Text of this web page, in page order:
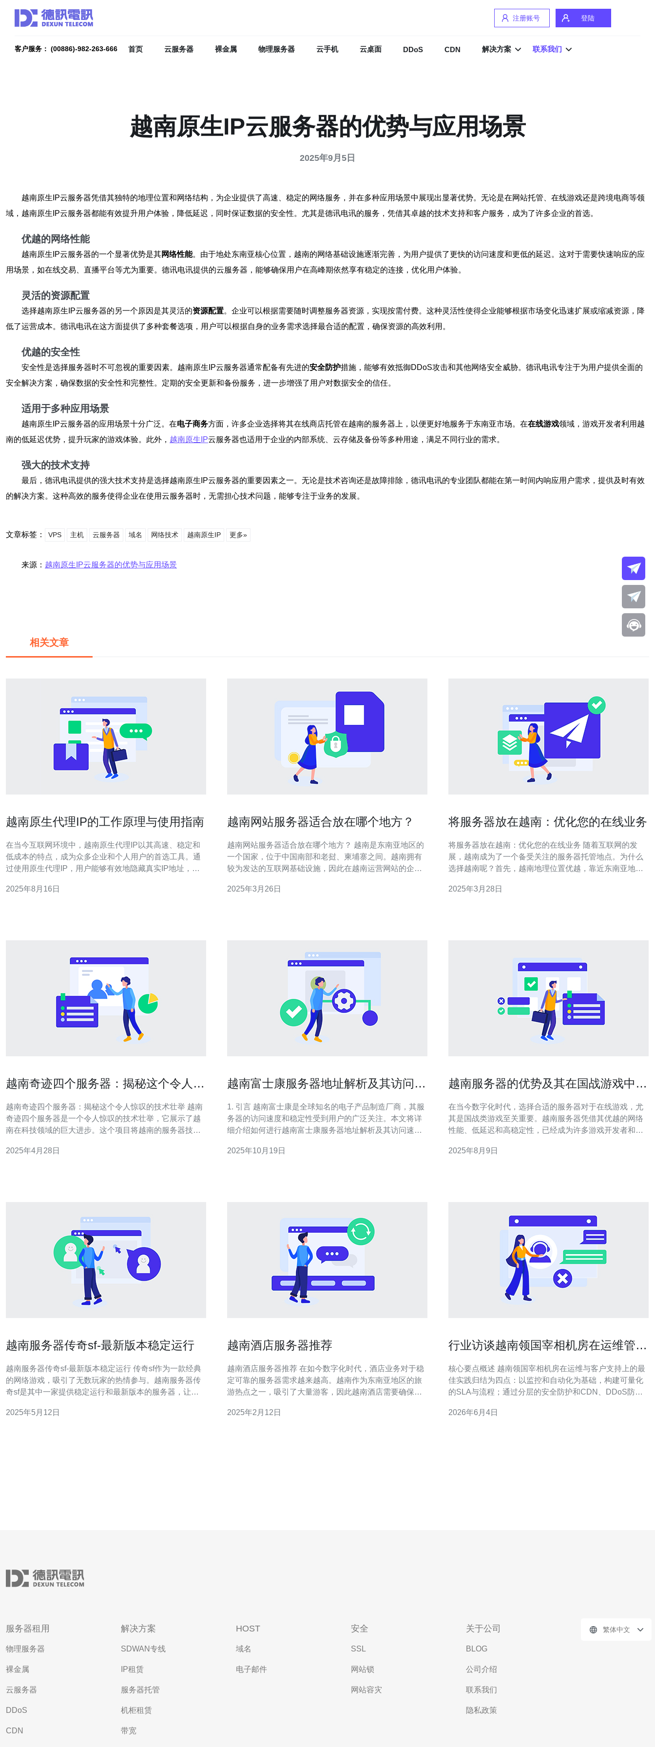
注册账号 登陆
客户服务： (00886)-982-263-666 首页 云服务器 裸金属 物理服务器 云手机 云桌面 DDoS CDN 解决方案 联系我们
越南原生IP云服务器的优势与应用场景
2025年9月5日
越南原生IP云服务器凭借其独特的地理位置和网络结构，为企业提供了高速、稳定的网络服务，并在多种应用场景中展现出显著优势。无论是在网站托管、在线游戏还是跨境电商等领
域，越南原生IP云服务器都能有效提升用户体验，降低延迟，同时保证数据的安全性。尤其是德讯电讯的服务，凭借其卓越的技术支持和客户服务，成为了许多企业的首选。
优越的网络性能
越南原生IP云服务器的一个显著优势是其网络性能。由于地处东南亚核心位置，越南的网络基础设施逐渐完善，为用户提供了更快的访问速度和更低的延迟。这对于需要快速响应的应
用场景，如在线交易、直播平台等尤为重要。德讯电讯提供的云服务器，能够确保用户在高峰期依然享有稳定的连接，优化用户体验。
灵活的资源配置
选择越南原生IP云服务器的另一个原因是其灵活的资源配置。企业可以根据需要随时调整服务器资源，实现按需付费。这种灵活性使得企业能够根据市场变化迅速扩展或缩减资源，降
低了运营成本。德讯电讯在这方面提供了多种套餐选项，用户可以根据自身的业务需求选择最合适的配置，确保资源的高效利用。
优越的安全性
安全性是选择服务器时不可忽视的重要因素。越南原生IP云服务器通常配备有先进的安全防护措施，能够有效抵御DDoS攻击和其他网络安全威胁。德讯电讯专注于为用户提供全面的
安全解决方案，确保数据的安全性和完整性。定期的安全更新和备份服务，进一步增强了用户对数据安全的信任。
适用于多种应用场景
越南原生IP云服务器的应用场景十分广泛。在电子商务方面，许多企业选择将其在线商店托管在越南的服务器上，以便更好地服务于东南亚市场。在在线游戏领域，游戏开发者利用越
南的低延迟优势，提升玩家的游戏体验。此外， 越南原生IP云服务器也适用于企业的内部系统、云存储及备份等多种用途，满足不同行业的需求。
强大的技术支持
最后，德讯电讯提供的强大技术支持是选择越南原生IP云服务器的重要因素之一。无论是技术咨询还是故障排除，德讯电讯的专业团队都能在第一时间内响应用户需求，提供及时有效
的解决方案。这种高效的服务使得企业在使用云服务器时，无需担心技术问题，能够专注于业务的发展。
文章标签： VPS 主机 云服务器 域名 网络技术 越南原生IP 更多»
来源： 越南原生IP云服务器的优势与应用场景
相关文章
越南原生代理IP的工作原理与使用指南
在当今互联网环境中，越南原生代理IP以其高速、稳定和
低成本的特点，成为众多企业和个人用户的首选工具。通
过使用原生代理IP，用户能够有效地隐藏真实IP地址，保
的安全性。在这篇文章中，我们将深入探讨越南原生代理
2025年8月16日
越南网站服务器适合放在哪个地方？
越南网站服务器适合放在哪个地方？ 越南是东南亚地区的
一个国家，位于中国南部和老挝、柬埔寨之间。越南拥有
较为发达的互联网基础设施，因此在越南运营网站的企业
置，许多人可能会感到困惑。本文将探讨越南网站服务器
2025年3月26日
将服务器放在越南：优化您的在线业务
将服务器放在越南：优化您的在线业务 随着互联网的发
展，越南成为了一个备受关注的服务器托管地点。为什么
选择越南呢？首先，越南地理位置优越，靠近东南亚地
户。其次，越南的网络基础设施不断发展，提供了高质量
2025年3月28日
越南奇迹四个服务器：揭秘这个令人惊
越南奇迹四个服务器：揭秘这个令人惊叹的技术壮举 越南
奇迹四个服务器是一个令人惊叹的技术壮举，它展示了越
南在科技领域的巨大进步。这个项目将越南的服务器技术
遇和挑战。 越南是东南亚地区的一个发展中国家，近年来
2025年4月28日
越南富士康服务器地址解析及其访问速
1. 引言 越南富士康是全球知名的电子产品制造厂商，其服
务器的访问速度和稳定性受到用户的广泛关注。本文将详
细介绍如何进行越南富士康服务器地址解析及其访问速度
在开始之前，您需要准备一些必要的工具和软件： 一台电
2025年10月19日
越南服务器的优势及其在国战游戏中的
在当今数字化时代，选择合适的服务器对于在线游戏，尤
其是国战类游戏至关重要。越南服务器凭借其优越的网络
性能、低延迟和高稳定性，已经成为许多游戏开发者和玩
在国战游戏中的具体应用，帮助玩家更好地理解这一选择
2025年8月9日
越南服务器传奇sf-最新版本稳定运行
越南服务器传奇sf-最新版本稳定运行 传奇sf作为一款经典
的网络游戏，吸引了无数玩家的热情参与。越南服务器传
奇sf是其中一家提供稳定运行和最新版本的服务器，让玩
是稳定运行。服务器团队对服务器进行了优化，确保玩家
2025年5月12日
越南酒店服务器推荐
越南酒店服务器推荐 在如今数字化时代，酒店业务对于稳
定可靠的服务器需求越来越高。越南作为东南亚地区的旅
游热点之一，吸引了大量游客，因此越南酒店需要确保其
酒店使用的服务器。 品牌A是一家知名的服务器制造商，
2025年2月12日
行业访谈越南领国宰相机房在运维管理
核心要点概述 越南领国宰相机房在运维与客户支持上的最
佳实践归结为四点：以监控和自动化为基础，构建可量化
的SLA与流程；通过分层的安全防护和CDN、DDoS防御
知识库体系；持续通过演练与回溯优化故障恢复与容灾。
2026年6月4日
服务器租用
物理服务器
裸金属
云服务器
DDoS
CDN
解决方案
SDWAN专线
IP租赁
服务器托管
机柜租赁
带宽
HOST
域名
电子邮件
安全
SSL
网站锁
网站容灾
关于公司
BLOG
公司介绍
联系我们
隐私政策
繁体中文